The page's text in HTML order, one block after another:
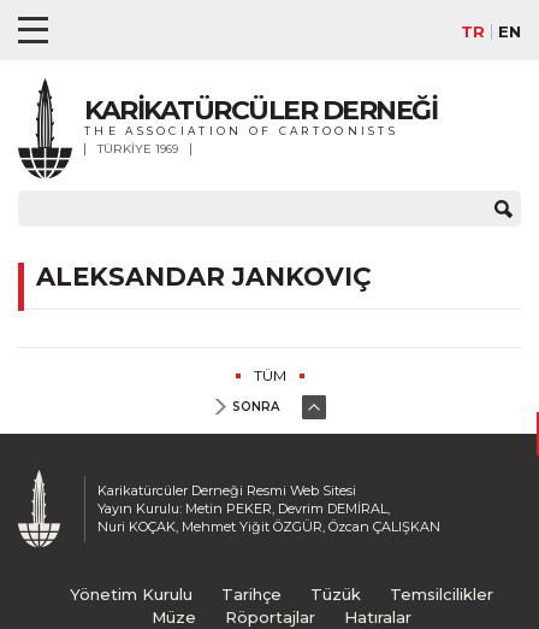
TR EN
KARİKATÜRCÜLER DERNEĞİ
THE ASSOCIATION OF CARTOONISTS
TÜRKİYE 1969
ALEKSANDAR JANKOVIÇ
TÜM
SONRA
Karikatürcüler Derneği Resmi Web Sitesi
Yayın Kurulu: Metin PEKER, Devrim DEMİRAL,
Nuri KOÇAK, Mehmet Yiğit ÖZGÜR, Özcan ÇALIŞKAN
Yönetim Kurulu Tarihçe Tüzük
Temsilcilikler
Müze
Röportajlar Hatıralar